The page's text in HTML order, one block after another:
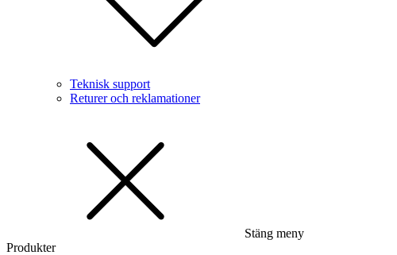
Teknisk support
Returer och reklamationer
Stäng meny
Produkter